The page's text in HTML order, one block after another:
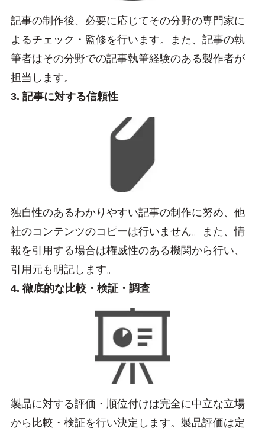
記事の制作後、必要に応じてその分野の専門家に
よるチェック・監修を行います。また、記事の執
筆者はその分野での記事執筆経験のある製作者が
担当します。
3. 記事に対する信頼性
独自性のあるわかりやすい記事の制作に努め、他
社のコンテンツのコピーは行いません。また、情
報を引用する場合は権威性のある機関から行い、
引用元も明記します。
4. 徹底的な比較・検証・調査
製品に対する評価・順位付けは完全に中立な立場
から比較・検証を行い決定します。製品評価は定